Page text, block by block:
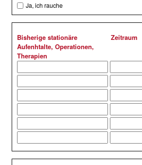
Ja, ich rauche
Bisherige stationäre
Aufenhtalte, Operationen,
Therapien
Zeitraum